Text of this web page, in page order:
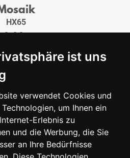
ist uns
verwendet Cookies und
um Ihnen ein
Erlebnis zu
und die Werbung, die Sie
an Ihre Bedürfnisse
HX65
cm
Brand, Formate und weitere Einflüsse
abweichen.